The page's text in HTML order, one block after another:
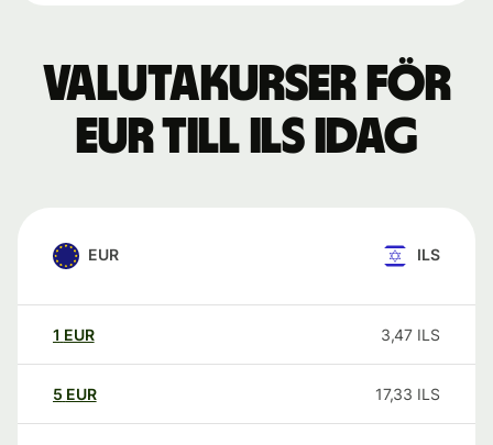
Valutakurser för
EUR till ILS idag
EUR ILS
1 EUR 3,47 ILS
5 EUR 17,33 ILS